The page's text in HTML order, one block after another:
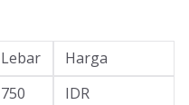
Lebar
Harga
750
IDR